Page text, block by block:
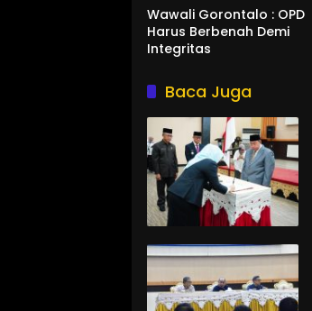
Wawali Gorontalo : OPD
Harus Berbenah Demi
Integritas
Baca Juga